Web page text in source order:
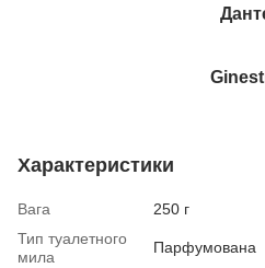
Характеристики
Вага
250 г
Тип туалетного
мила
Парфумована